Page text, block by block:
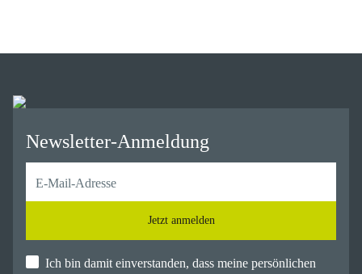
Newsletter-Anmeldung
Jetzt anmelden
Ich bin damit einverstanden, dass meine persönlichen